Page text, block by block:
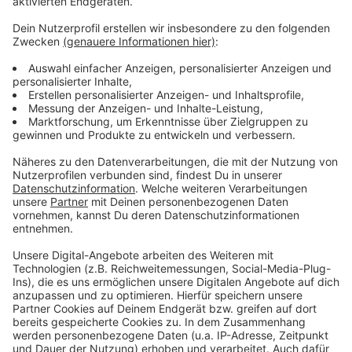
Es gibt diese Dinge im Leben, die können uns zur
Weißglut treiben. Bahnstreiks. Plötzlicher Schneefall.
Autofahren können. Menschen, die seltsame Wörter
benutzen. Wo andere sich vor Verzweiflung das
Gesicht bis zum Bauchnabel ziehen oder ihren Kopf
gegen die Wand hauen wollen, geht in eben diesem
zwischen wirren Gedanken und scharfer
Alltagsbeobachtung. Ein bisschen ausgeflippt,
meistens bunt und nie ganz ernst gemeint.